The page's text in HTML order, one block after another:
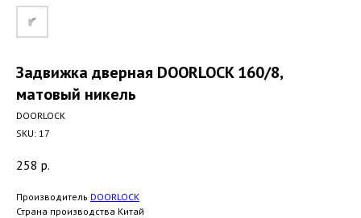
Задвижка дверная DOORLOCK 160/8,
матовый никель
DOORLOCK
SKU: 17
258 р.
Производитель DOORLOCK
Страна производства Китай